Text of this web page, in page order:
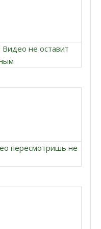
Видео не оставит
пересмотришь не